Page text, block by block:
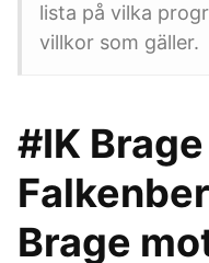
lista på vilka
villkor som gäller.
#IK
Brage